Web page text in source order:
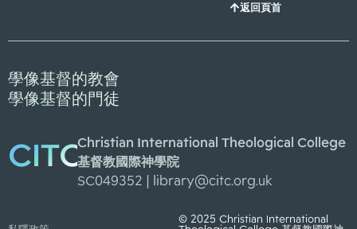
返回頁首
學像基督的教會
學像基督的門徒
CITCChristian International Theological College
基督教國際神學院
SC049352 | library@citc.org.uk
© 2025 Christian International